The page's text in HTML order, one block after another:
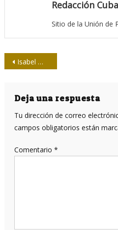
Redacción
Sitio de la Unión de
Navegación
entradas
Isabel Moya, Pedro de la Hoz y Eduardo Yasells: Premios Nacionales de Periodismo José Martí 2017
Deja una respuesta
Tu dirección de correo
campos obligatorios están
Comentario *